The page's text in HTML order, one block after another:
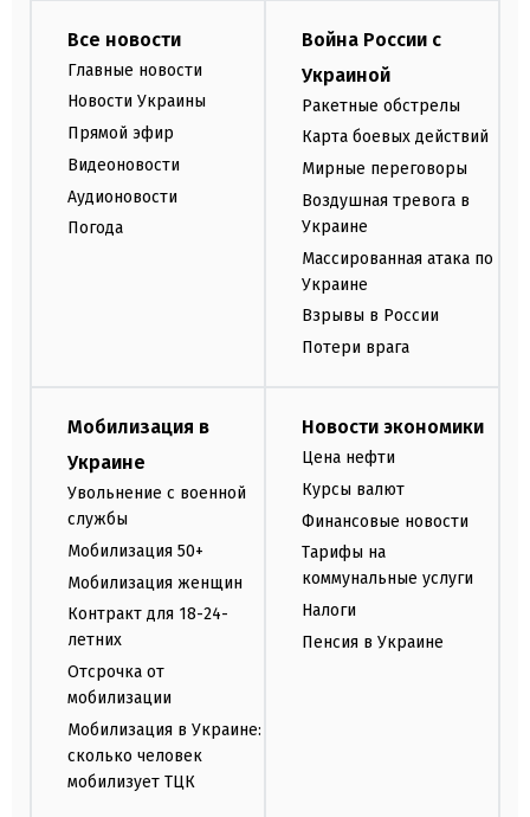
Все новости
Главные новости
Новости Украины
Прямой эфир
Видеоновости
Аудионовости
Погода
Война России с
Украиной
Ракетные обстрелы
Карта боевых действий
Мирные переговоры
Воздушная тревога в
Украине
Массированная атака по
Украине
Взрывы в России
Потери врага
Мобилизация в
Украине
Увольнение с военной
службы
Мобилизация 50+
Мобилизация женщин
Контракт для 18-24-
летних
Отсрочка от
мобилизации
Мобилизация в Украине:
сколько человек
мобилизует ТЦК
Новости экономики
Цена нефти
Курсы валют
Финансовые новости
Тарифы на
коммунальные услуги
Налоги
Пенсия в Украине